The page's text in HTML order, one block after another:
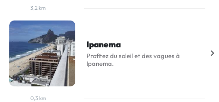
3,2 km
Ipanema
Profitez du soleil et des vagues à
Ipanema.
0,3 km